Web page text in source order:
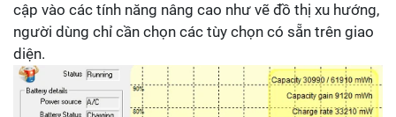
cập vào các tính năng nâng cao như vẽ đồ thị xu hướng,
người dùng chỉ cần chọn các tùy chọn có sẵn trên giao
diện.